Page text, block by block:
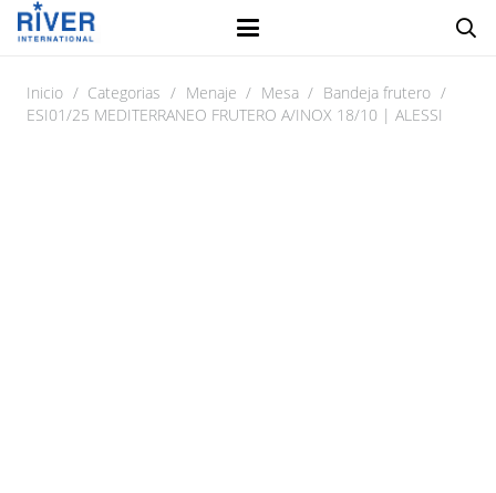
Inicio / Categorias / Menaje / Mesa / Bandeja frutero /
ESI01/25 MEDITERRANEO FRUTERO A/INOX 18/10 | ALESSI